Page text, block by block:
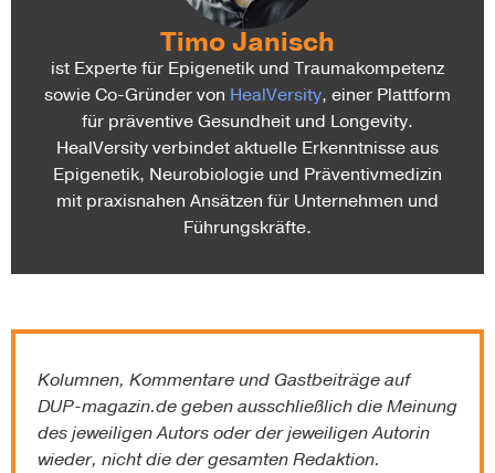
Timo Janisch
ist Experte für Epigenetik und Traumakompetenz
sowie Co-Gründer von HealVersity, einer Plattform
für präventive Gesundheit und Longevity.
HealVersity verbindet aktuelle Erkenntnisse aus
Epigenetik, Neurobiologie und Präventivmedizin
mit praxisnahen Ansätzen für Unternehmen und
Führungskräfte.
Kolumnen, Kommentare und Gastbeiträge auf
DUP-magazin.degeben ausschließlich die Meinung
des jeweiligen Autors oder der jeweiligen Autorin
wieder, nicht die der gesamten Redaktion.